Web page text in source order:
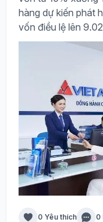
hàng dự kiến phát
vốn điều lệ lên
0 Yêu thích 0